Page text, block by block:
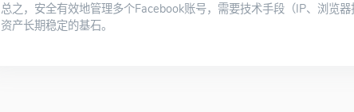
总之，安全有效地管理多个Facebook账号，需要技术手段（IP、浏览
资产长期稳定的基石。